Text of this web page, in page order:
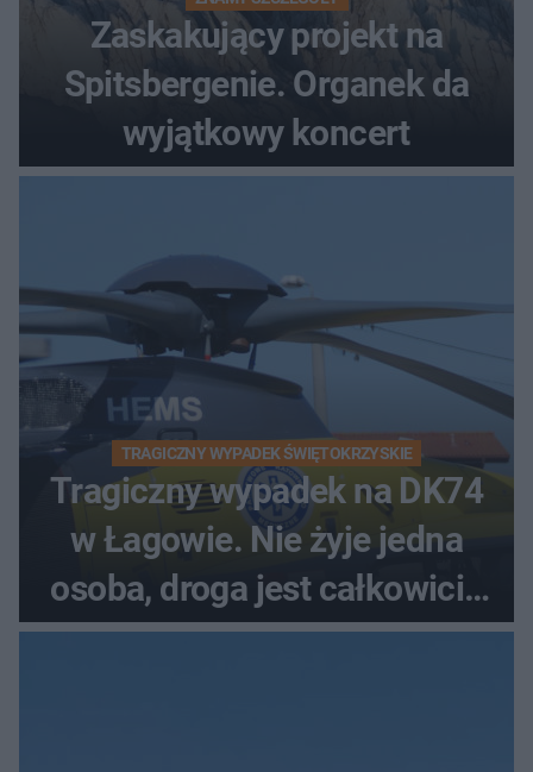
Zaskakujący projekt na
Spitsbergenie. Organek da
wyjątkowy koncert
TRAGICZNY WYPADEK ŚWIĘTOKRZYSKIE
Tragiczny wypadek na DK74
w Łagowie. Nie żyje jedna
osoba, droga jest całkowicie
zablokowana